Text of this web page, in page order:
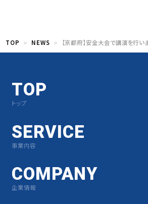
TOP NEWS 【京都府】安全大会で講演を行い
TOP
トップ
SERVICE
事業内容
COMPANY
企業情報